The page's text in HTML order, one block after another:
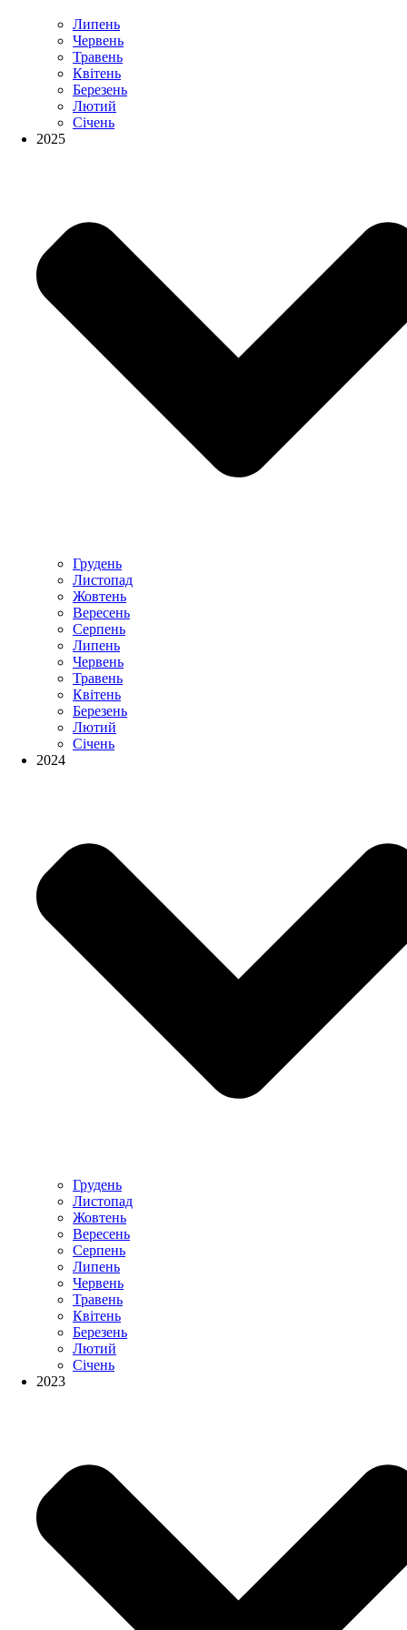
Липень
Червень
Травень
Квітень
Березень
Лютий
Січень
2025
Грудень
Листопад
Жовтень
Вересень
Серпень
Липень
Червень
Травень
Квітень
Березень
Лютий
Січень
2024
Грудень
Листопад
Жовтень
Вересень
Серпень
Липень
Червень
Травень
Квітень
Березень
Лютий
Січень
2023